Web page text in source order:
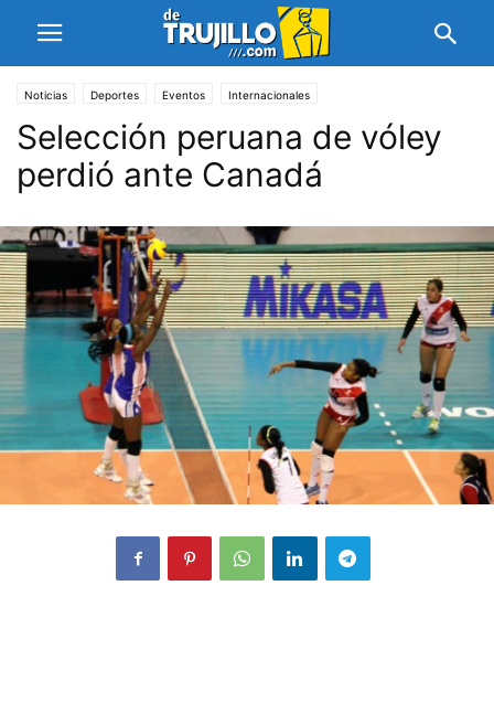
Noticias Deportes Eventos Internacionales
Selección peruana de vóley
perdió ante Canadá